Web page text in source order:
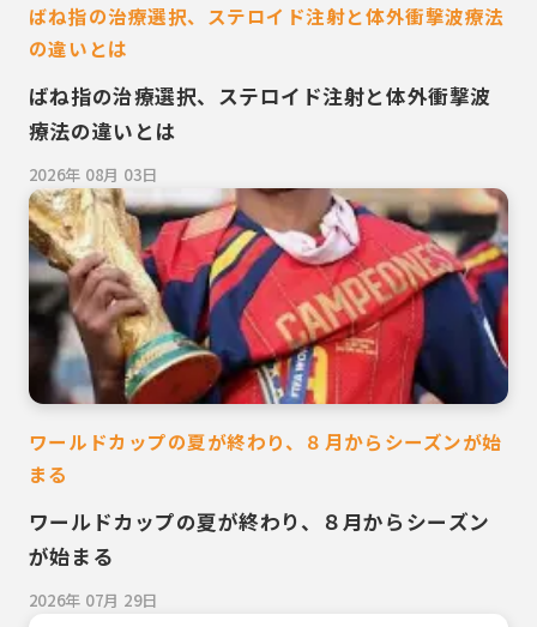
ばね指の治療選択、ステロイド注射と体外衝撃波療法
の違いとは
ばね指の治療選択、ステロイド注射と体外衝撃波
療法の違いとは
2026年 08月 03日
ワールドカップの夏が終わり、８月からシーズンが始
まる
ワールドカップの夏が終わり、８月からシーズン
が始まる
2026年 07月 29日